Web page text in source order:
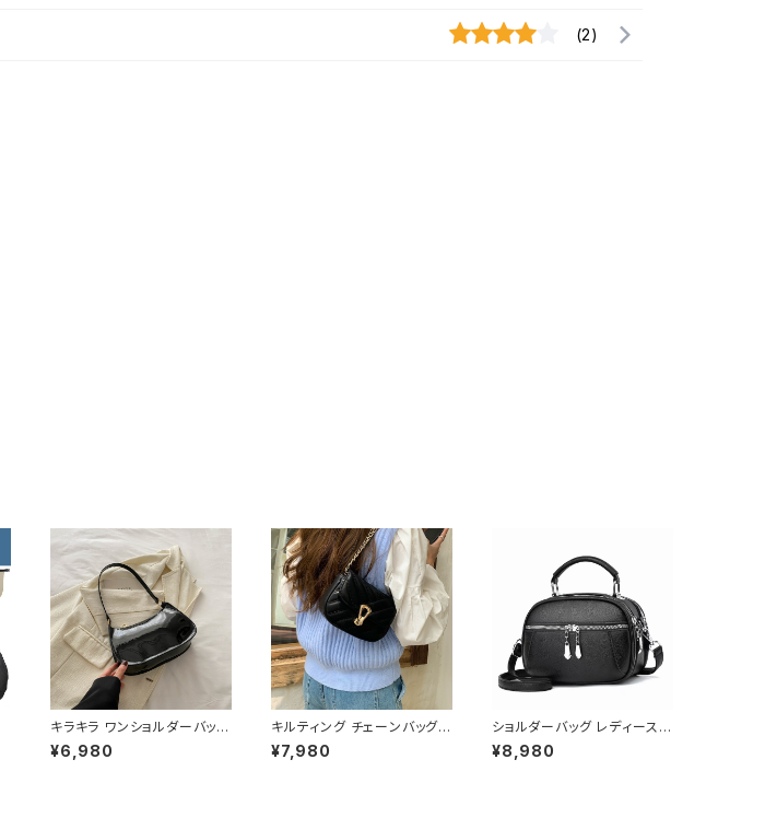
(2)
キラキラ ワンショルダーバッグ
パテントバッグ レディース バッ
グ 光沢感 コンパクト エレガ
¥6,980
キルティング チェーンバッグ
ショルダーバッグ 斜めがけバ
ッグ レディース 韓国風 小さ
¥7,980
ショルダーバッグ レディース
斜めがけ 小さめ 2way バッ
グ 合皮 軽量 ミニバッグ おし
¥8,980